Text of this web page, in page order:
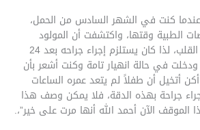
كنت في الشهر السادس من الحمل،
الطبية وقتها، واكتشفت أن المولود
يعاني من مشكلة في القلب، لذا كان يستلزم إجراء جراحه بعد 24
في حالة انهيار تامة وكنت أشعر بأن
أتخيل أن طفلاً لم يتعد عمره الساعات
جراحة بهذه الدقة، فلا يمكن وصف هذا
الموقف الآن أحمد الله أنها مرت على خير”،.